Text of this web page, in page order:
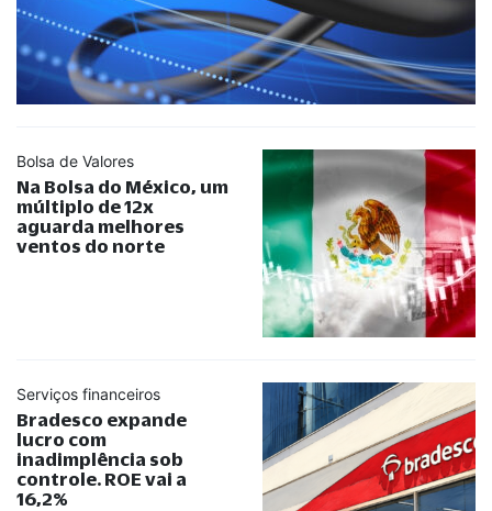
Bolsa de Valores
Na Bolsa do México, um
múltiplo de 12x
aguarda melhores
ventos do norte
Serviços financeiros
Bradesco expande
lucro com
inadimplência sob
controle. ROE vai a
16,2%